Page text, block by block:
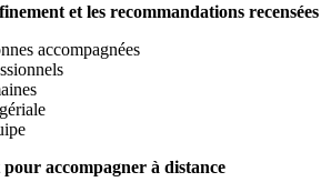
et les recommandations recensées
accompagnées
accompagner à distance